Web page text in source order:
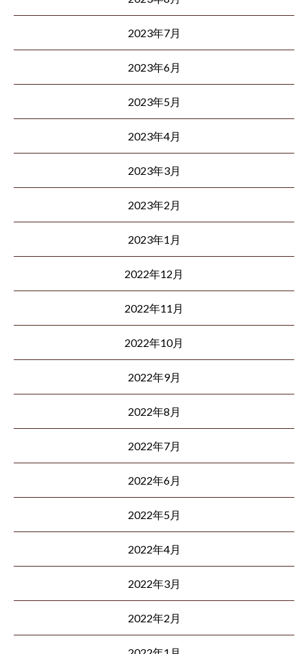
2023年7月
2023年6月
2023年5月
2023年4月
2023年3月
2023年2月
2023年1月
2022年12月
2022年11月
2022年10月
2022年9月
2022年8月
2022年7月
2022年6月
2022年5月
2022年4月
2022年3月
2022年2月